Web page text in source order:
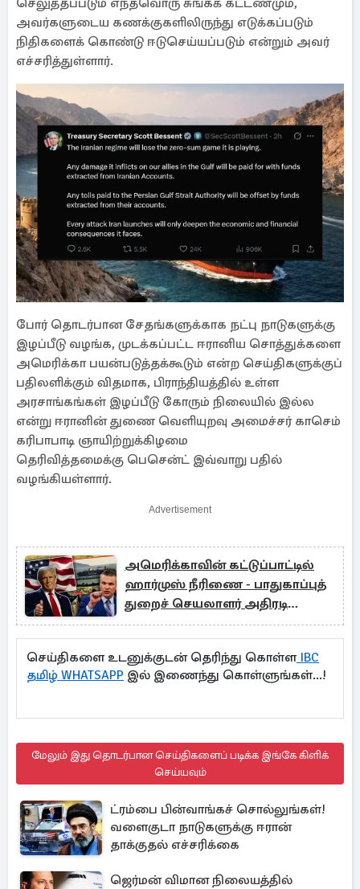
செலுத்தப்படும் எந்தவொரு சுங்கக் கட்டணமும்,
அவர்களுடைய கணக்குகளிலிருந்து எடுக்கப்படும்
நிதிகளைக் கொண்டு ஈடுசெய்யப்படும் என்றும் அவர்
எச்சரித்துள்ளார்.
போர் தொடர்பான சேதங்களுக்காக நட்பு நாடுகளுக்கு
இழப்பீடு வழங்க, முடக்கப்பட்ட ஈரானிய சொத்துக்களை
அமெரிக்கா பயன்படுத்தக்கூடும் என்ற செய்திகளுக்குப்
பதிலளிக்கும் விதமாக, பிராந்தியத்தில் உள்ள
அரசாங்கங்கள் இழப்பீடு கோரும் நிலையில் இல்ல
என்று ஈரானின் துணை வெளியுறவு அமைச்சர் காசெம்
கரிபாபாடி ஞாயிற்றுக்கிழமை
தெரிவித்தமைக்கு பெசென்ட் இவ்வாறு பதில்
வழங்கியள்ளார்.
Advertisement
அமெரிக்காவின் கட்டுப்பாட்டில்
ஹார்முஸ் நீரிணை - பாதுகாப்புத்
துறைச் செயலாளர் அதிரடி
அறிவிப்பு
செய்திகளை உடனுக்குடன் தெரிந்து கொள்ளIBC
தமிழ் WHATSAPP இல் இணைந்து கொள்ளுங்கள்...!
மேலும் இது தொடர்பான செய்திகளைப் படிக்க இங்கே கிளிக்
செய்யவும்
ட்ரம்பை பின்வாங்கச் சொல்லுங்கள்!
வளைகுடா நாடுகளுக்கு ஈரான்
தாக்குதல் எச்சரிக்கை
ஜெர்மன் விமான நிலையத்தில்